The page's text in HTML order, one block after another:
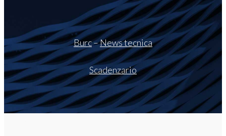
Burc–News tecnica
Scadenzario